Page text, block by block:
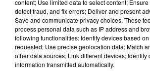
de rencontres et de
culinaires
De ce jeudi 18 au
Dijon accueillera la 7e
content; Use limited data to select content;
detect fraud, and fix errors; Deliver and present
Save and communicate privacy choices. These
process personal data such as IP address and
following functionalities: Identify devices based
requested; Use precise geolocation data; Match
other data sources; Link different devices; Identify
information transmitted automatically.